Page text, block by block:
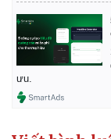
ưu.